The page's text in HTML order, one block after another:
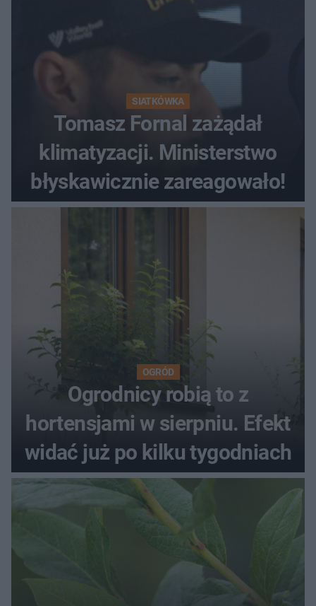
SIATKÓWKA
Tomasz Fornal zażądał
klimatyzacji. Ministerstwo
błyskawicznie zareagowało!
OGRÓD
Ogrodnicy robią to z
hortensjami w sierpniu. Efekt
widać już po kilku tygodniach